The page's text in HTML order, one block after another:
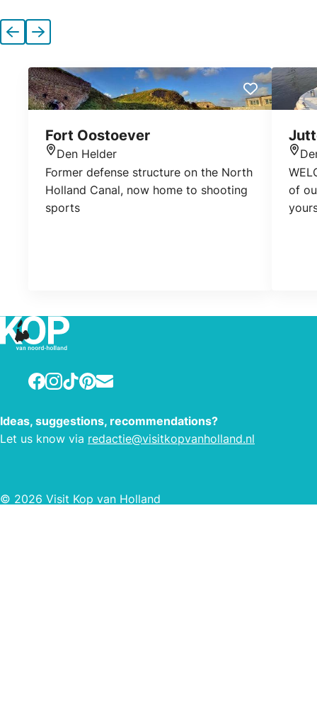
Previous
Next
Fort Oostoever
Den Helder
Former defense structure on the North
Holland Canal, now home to shooting
sports
of
Facebook
Instagram
TikTokPinterest
E-mail
Ideas, suggestions, recommendations?
Let us know via redactie@visitkopvanholland.nl
© 2026 Visit Kop van Holland